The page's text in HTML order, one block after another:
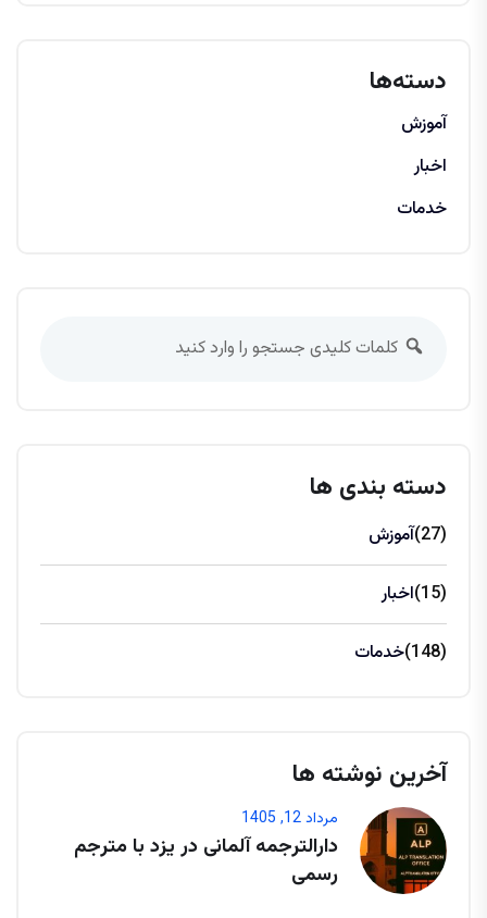
دسته‌ها
آموزش
اخبار
خدمات
دسته بندی ها
آموزش (27)
اخبار (15)
خدمات (148)
آخرین نوشته ها
مرداد 12, 1405
دارالترجمه آلمانی در یزد با مترجم
رسمی